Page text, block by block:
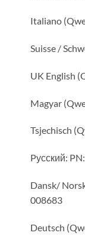
Italiano
Suisse /
UK English
Magyar
Tsjechisch
Pусский:
Dansk/
008683
Deutsch